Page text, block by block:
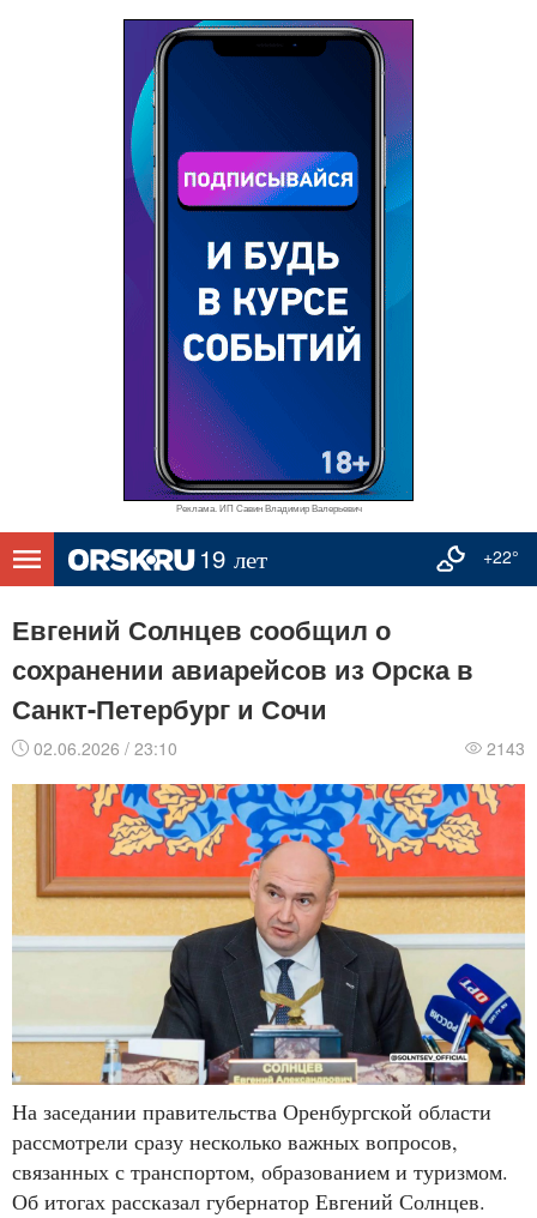
Реклама. ИП Савин Владимир Валерьевич
+22°
Евгений Солнцев сообщил о
сохранении авиарейсов из Орска в
Санкт-Петербург и Сочи
02.06.2026 / 23:10 2143
На заседании правительства Оренбургской области
рассмотрели сразу несколько важных вопросов,
связанных с транспортом, образованием и туризмом.
Об итогах рассказал губернатор Евгений Солнцев.